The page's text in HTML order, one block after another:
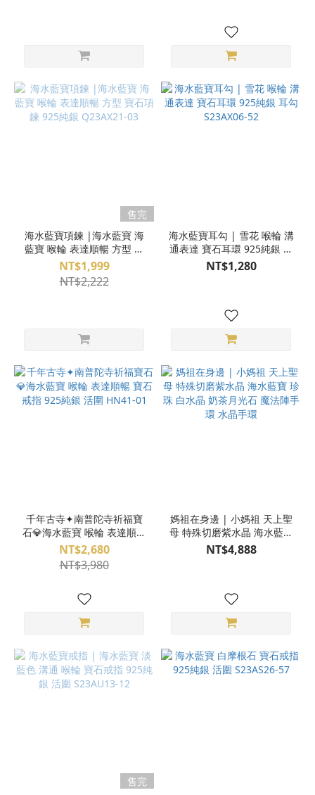
售完
海水藍寶項鍊 |海水藍寶 海
藍寶 喉輪 表達順暢 方型 寶
石項鍊 925純銀 Q23AX21-
03
NT$1,999
NT$2,222
海水藍寶耳勾 | 雪花 喉輪 溝
通表達 寶石耳環 925純銀 耳
勾 S23AX06-52
NT$1,280
千年古寺✦南普陀寺祈福寶
石💎海水藍寶 喉輪 表達順暢
寶石戒指 925純銀 活圍
HN41-01
NT$2,680
NT$3,980
媽祖在身邊 | 小媽祖 天上聖
母 特殊切磨紫水晶 海水藍寶
珍珠 白水晶 奶茶月光石 魔
法陣手環 水晶手環
NT$4,888
售完